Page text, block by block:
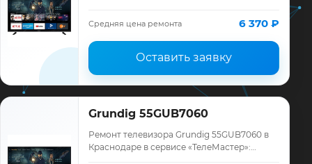
ремонта, запчасти и гарантия до 12
Средняя цена ремонта 6 370 ₽
Оставить заявку
Grundig 55GUB7060
Ремонт телевизора Grundig 55GUB7060 в
Краснодаре в сервисе «ТелеМастер»: